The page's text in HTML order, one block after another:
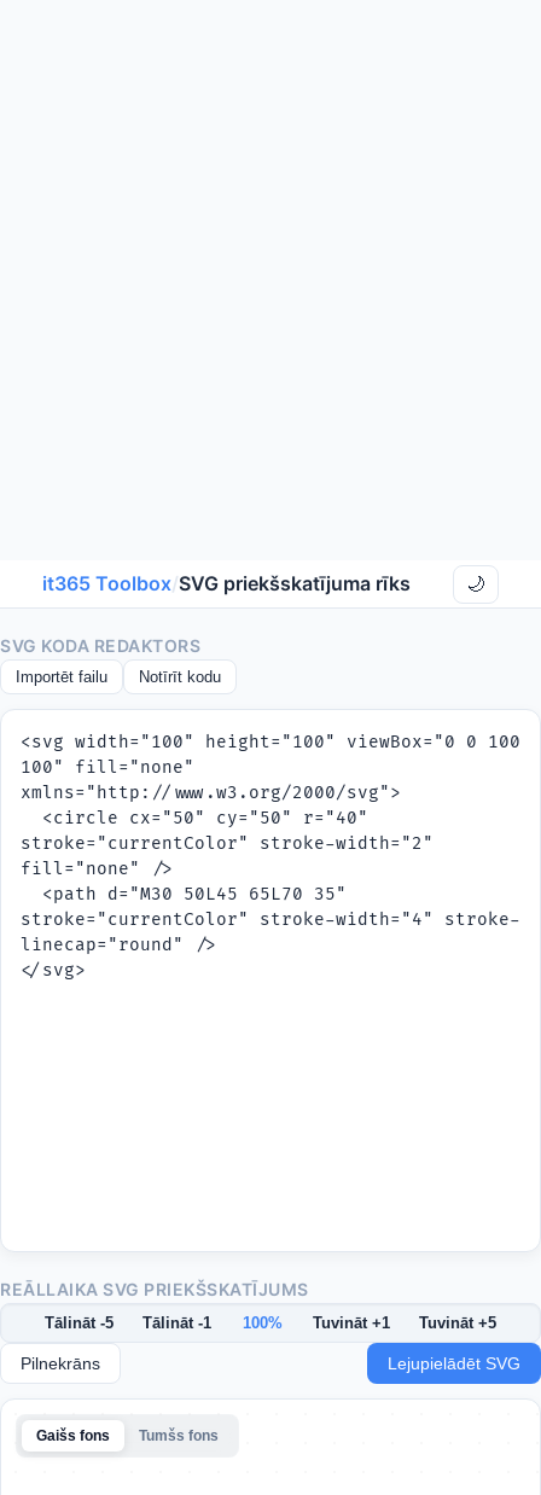
it365 Toolbox/SVG priekšskatījuma rīks 🌙
SVG KODA REDAKTORS
Importēt failu Notīrīt kodu
REĀLLAIKA SVG PRIEKŠSKATĪJUMS
Tālināt -5 Tālināt -1 100% Tuvināt +1 Tuvināt +5
Pilnekrāns Lejupielādēt SVG
Gaišs fons Tumšs fons